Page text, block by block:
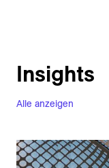
Alle anzeigen
Insights